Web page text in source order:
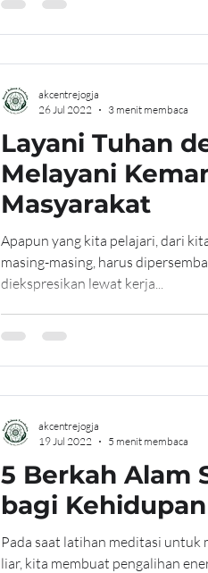
Layani Tuhan
Melayani
Masyarakat
Apapun yang kita pelajari, dari
masing-masing, harus
diekspresikan lewat kerja...
akcentrejogja
26 Jul 2022
3 menit membaca
5 Berkah Alam
bagi
Pada saat latihan meditasi untuk
liar, kita membuat pengalihan
akcentrejogja
19 Jul 2022
5 menit membaca